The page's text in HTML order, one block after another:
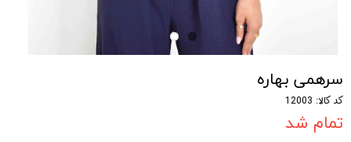
سرهمی بهاره
کد کالا: 12003
تمام شد